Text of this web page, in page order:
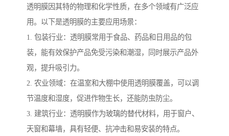
透明膜因其特的物理和化学性质，在多个领域有广泛应
用。以下是透明膜的主要应用场景：
1. 包装行业：透明膜常用于食品、药品和日用品的包
装，能有效保护产品免受污染和潮湿，同时展示产品外
观，提升吸引力。
2. 农业领域：在温室和大棚中使用透明膜覆盖，可以调
节温度和湿度，促进作物生长，还能防虫防尘。
3. 建筑行业：透明膜作为玻璃的替代材料，用于窗户、
天窗和幕墙，具有轻便、抗冲击和易安装的特点。